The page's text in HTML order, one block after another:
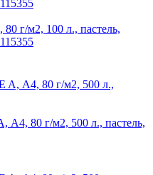
г/м2, 100 л., пастель,
А4, 80 г/м2, 500 л., пастель,